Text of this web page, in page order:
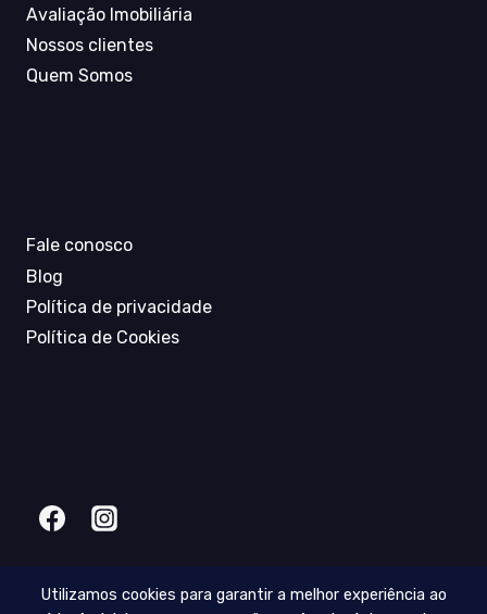
Avaliação Imobiliária
Nossos clientes
Quem Somos
Fale conosco
Blog
Política de privacidade
Política de Cookies
Utilizamos cookies para garantir a melhor experiência ao